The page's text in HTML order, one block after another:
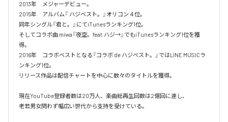
2013年　メジャーデビュー。
2015年　アルバム『 ハジベスト。』オリコン４位。
同年シングル『君と。』にてiTunesランキング1位。
そしてコラボ曲 miwa『夜空。feat.ハジ→』でもiTunesランキング1位を獲
得。
2016年　コラボベストとなる『コラボ de ハジベスト。』ではLINE MUSICラ
ンキング1位。
リリース作品は配信チャートを中心に数々のタイトルを獲得。
現在YouTube登録者数は20万人、楽曲総再生回数は2億回に達し、
老若男女問わず幅広い世代から支持を受けている。